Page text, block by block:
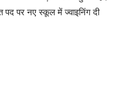
पर नए स्कूल में ज्वाइनिंग दी